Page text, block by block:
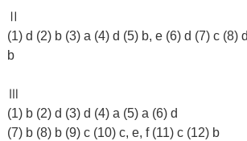
Ⅱ
(1) d (2) b (3) a (4) d (5) b, e (6) d (7) c (8)
b
Ⅲ
(1) b (2) d (3) d (4) a (5) a (6) d
(7) b (8) b (9) c (10) c, e, f (11) c (12) b